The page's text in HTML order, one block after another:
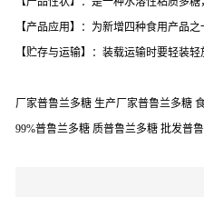
【产品应用】：为新增四种食用产品
【贮存与运输】：装载运输时要轻装
厂家普鲁兰多糖 生产厂家普鲁兰多糖
99%普鲁兰多糖 质普鲁兰多糖 批发普